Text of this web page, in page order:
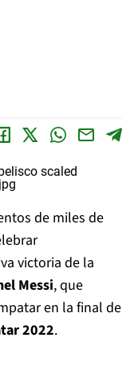
de miles de
victoria de la
Messi, que
en la final de
2022.